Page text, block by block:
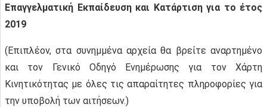
Επαγγελματική Εκπαίδευση και Κατάρτιση για το έτος
2019
(Επιπλέον, στα συνημμένα αρχεία θα βρείτε αναρτημένο
και τον Γενικό Οδηγό Ενημέρωσης για τον Χάρτη
Κινητικότητας με όλες τις απαραίτητες πληροφορίες για
την υποβολή των αιτήσεων.)